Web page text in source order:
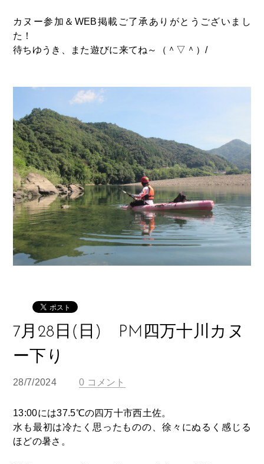
カヌー参加＆WEB掲載ご了承ありがとうございまし
た！
待ちゆうき、また遊びに来てね～（＾▽＾）/
7月28日(日) PM四万十川カヌ
ー下り
28/7/2024 0 コメント
13:00には37.5℃の四万十市西土佐。
水も最初は冷たく思ったものの、徐々にぬるく感じる
ほどの暑さ。